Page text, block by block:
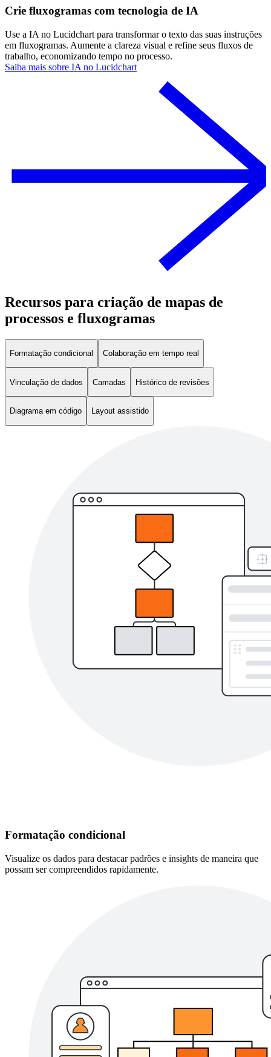
Crie fluxogramas com tecnologia de IA
Use a IA no Lucidchart para transformar o texto das suas instruções
em fluxogramas. Aumente a clareza visual e refine seus fluxos de
trabalho, economizando tempo no processo.
Saiba mais sobre IA no Lucidchart
Recursos para criação de mapas de
processos e fluxogramas
Formatação condicional Colaboração em tempo real
Vinculação de dados Camadas Histórico de revisões
Diagrama em código Layout assistido
Formatação condicional
Visualize os dados para destacar padrões e insights de maneira que
possam ser compreendidos rapidamente.